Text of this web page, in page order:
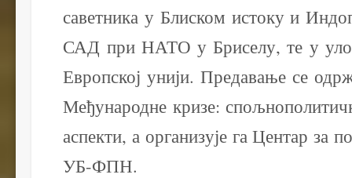
саветника у Блиском истоку и
САД при НАТО у Бриселу, те у
Европској унији. Предавање се
Међународне кризе:
аспекти, а организује га Центар за
УБ-ФПН.